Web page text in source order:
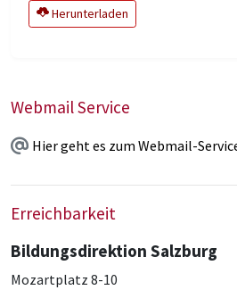
Herunterladen
Webmail Service
Hier geht es zum Webmail-
Erreichbarkeit
Bildungsdirektion Salzburg
Mozartplatz 8-10